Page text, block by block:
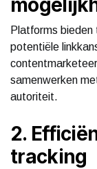
Platforms
potentiële
samenwerken
autoriteit.
2.
tracking